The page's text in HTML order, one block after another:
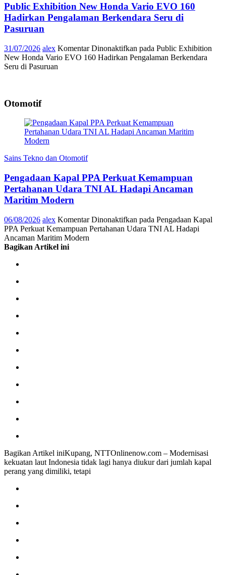
Public Exhibition New Honda Vario EVO 160
Hadirkan Pengalaman Berkendara Seru di
Pasuruan
31/07/2026 alex Komentar Dinonaktifkan pada Public Exhibition
New Honda Vario EVO 160 Hadirkan Pengalaman Berkendara
Seru di Pasuruan
Otomotif
Sains Tekno dan Otomotif
Pengadaan Kapal PPA Perkuat Kemampuan
Pertahanan Udara TNI AL Hadapi Ancaman
Maritim Modern
06/08/2026 alex Komentar Dinonaktifkan pada Pengadaan Kapal
PPA Perkuat Kemampuan Pertahanan Udara TNI AL Hadapi
Ancaman Maritim Modern
Bagikan Artikel ini
Bagikan Artikel iniKupang, NTTOnlinenow.com – Modernisasi
kekuatan laut Indonesia tidak lagi hanya diukur dari jumlah kapal
perang yang dimiliki, tetapi